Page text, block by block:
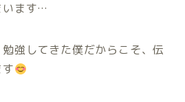
います…
強してきた僕だからこそ、伝